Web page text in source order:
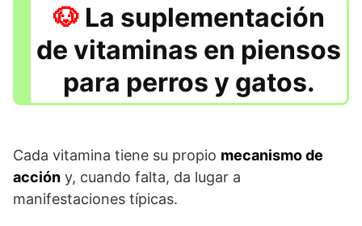
La suplementación
de vitaminas en piensos
para perros y gatos.
Cada vitamina tiene su propio mecanismo de
acción y, cuando falta, da lugar a
manifestaciones típicas.